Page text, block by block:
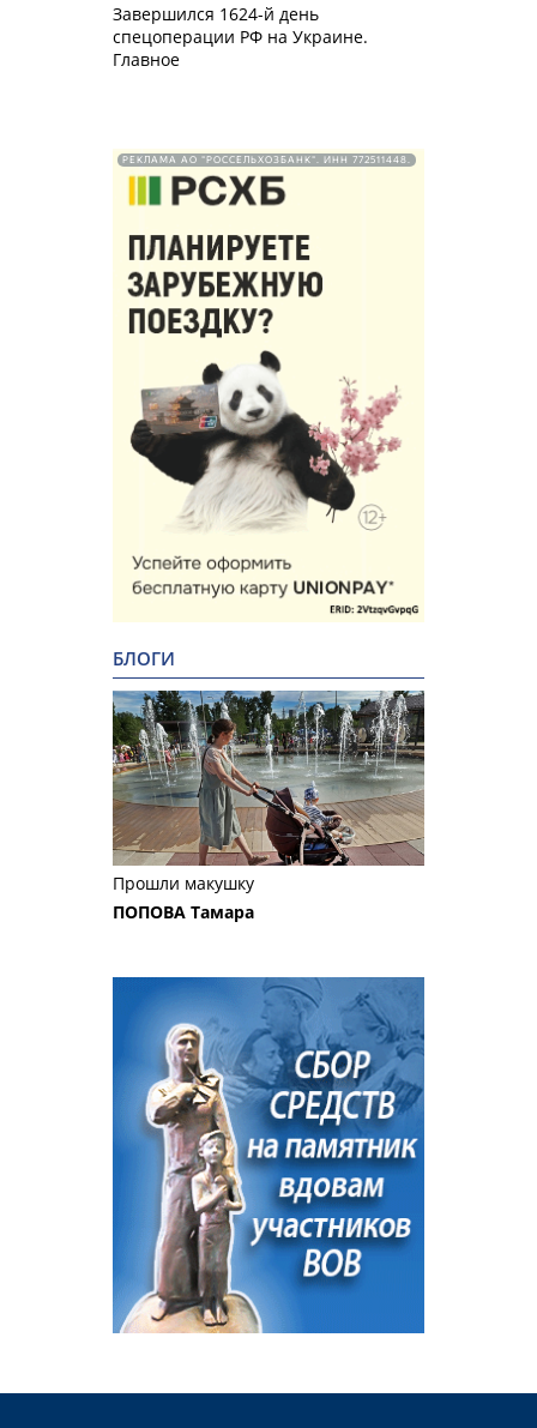
Завершился 1624-й день
спецоперации РФ на Украине.
Главное
РЕКЛАМА АО "РОССЕЛЬХОЗБАНК". ИНН 772511448.
БЛОГИ
Прошли макушку
ПОПОВА Тамара